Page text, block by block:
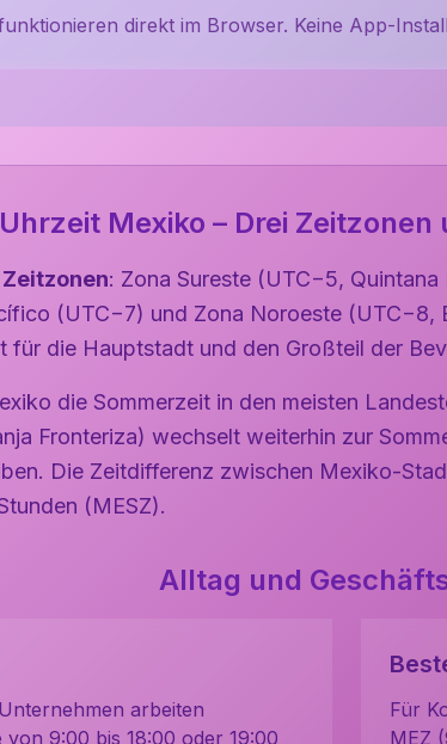
direkt im Browser. Keine App-
Uhrzeit Mexiko – Drei
: Zona Sureste (UTC−5,
(UTC−7) und Zona Noroeste (UTC−8,
für die Hauptstadt und den Großteil der
die Sommerzeit in den meisten
Fronteriza) wechselt weiterhin zur
Die Zeitdifferenz zwischen Mexiko-
(MESZ).
Alltag und
arbeiten
von 9:00 bis 18:00 oder 19:00
Für
MEZ